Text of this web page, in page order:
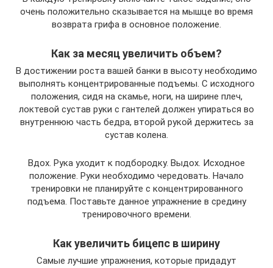
очень положительно сказывается на мышце во время
возврата грифа в основное положение.
Как за месяц увеличить объем?
В достижении роста вашей банки в высоту необходимо
выполнять концентрированные подъемы. С исходного
положения, сидя на скамье, ноги, на ширине плеч,
локтевой сустав руки с гантелей должен упираться во
внутреннюю часть бедра, второй рукой держитесь за
сустав колена.
Вдох. Рука уходит к подбородку. Выдох. Исходное
положение. Руки необходимо чередовать. Начало
тренировки не планируйте с концентрированного
подъема. Поставьте данное упражнение в средину
тренировочного времени.
Как увеличить бицепс в ширину
Самые лучшие упражнения, которые придадут